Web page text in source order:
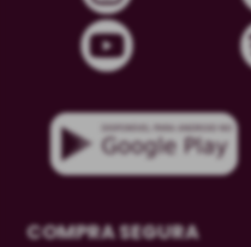
COMPRA SEGURA